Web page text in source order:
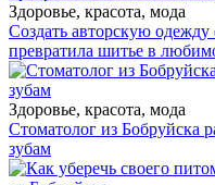
Здоровье, красота, мода
Создать авторскую
превратила шитье в
Здоровье, красота, мода
Стоматолог из Бобруйска
зубам